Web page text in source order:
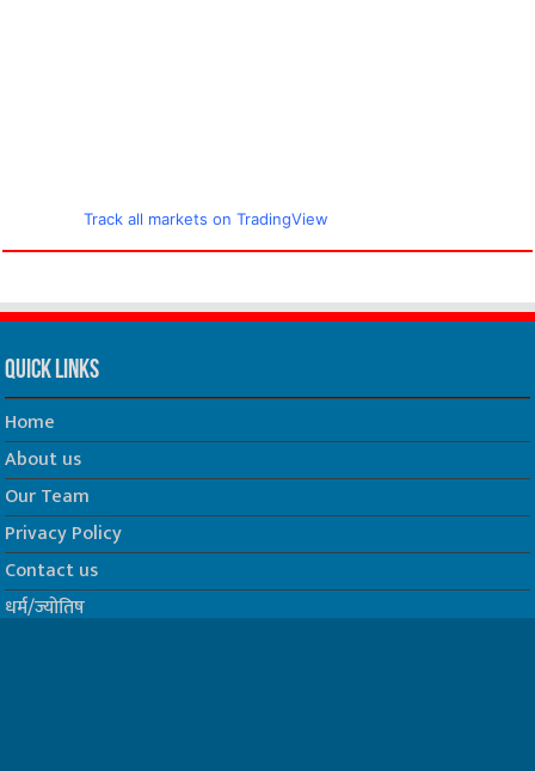
Track all markets on TradingView
Quick Links
Home
About us
Our Team
Privacy Policy
Contact us
धर्म/ज्योतिष